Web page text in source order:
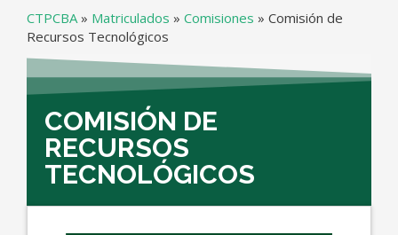
CTPCBA» Matriculados » Comisiones » Comisión de
Recursos Tecnológicos
COMISIÓN DE
RECURSOS
TECNOLÓGICOS